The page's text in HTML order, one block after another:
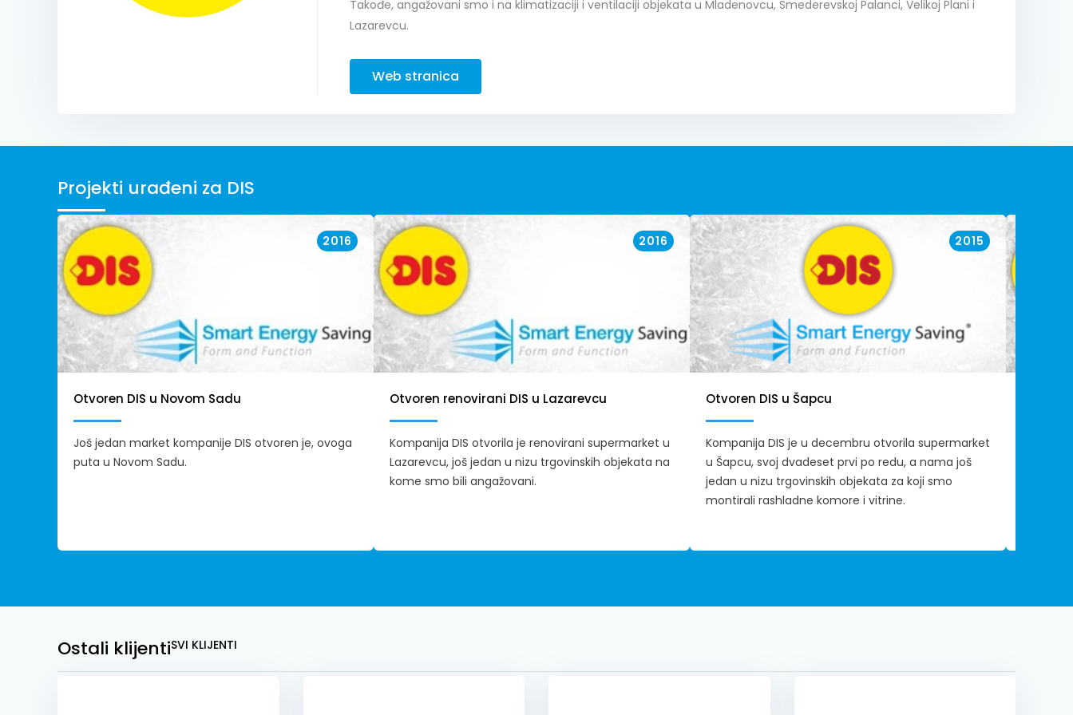
Takođe, angažovani smo i na klimatizaciji i ventilaciji objekata u Mladenovcu, Smederevskoj Palanci, Velikoj Plani i
Lazarevcu.
Web stranica
Projekti urađeni za DIS
2016
Otvoren DIS u Novom Sadu
Još jedan market kompanije DIS otvoren je, ovoga
puta u Novom Sadu.
2016
Otvoren renovirani DIS u Lazarevcu
Kompanija DIS otvorila je renovirani supermarket u
Lazarevcu, još jedan u nizu trgovinskih objekata na
kome smo bili angažovani.
2015
Otvoren DIS u Šapcu
Kompanija DIS je u decembru otvorila supermarket
u Šapcu, svoj dvadeset prvi po redu, a nama još
jedan u nizu trgovinskih objekata za koji smo
montirali rashladne komore i vitrine.
Ostali klijentiSVI KLIJENTI